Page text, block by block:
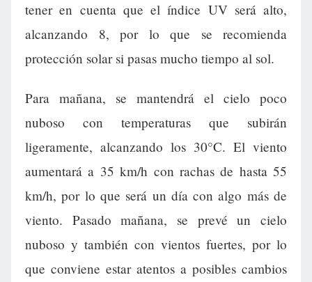
tener en cuenta que el índice UV será alto,
alcanzando 8, por lo que se recomienda
protección solar si pasas mucho tiempo al sol.
Para mañana, se mantendrá el cielo poco
nuboso con temperaturas que subirán
ligeramente, alcanzando los 30°C. El viento
aumentará a 35 km/h con rachas de hasta 55
km/h, por lo que será un día con algo más de
viento. Pasado mañana, se prevé un cielo
nuboso y también con vientos fuertes, por lo
que conviene estar atentos a posibles cambios